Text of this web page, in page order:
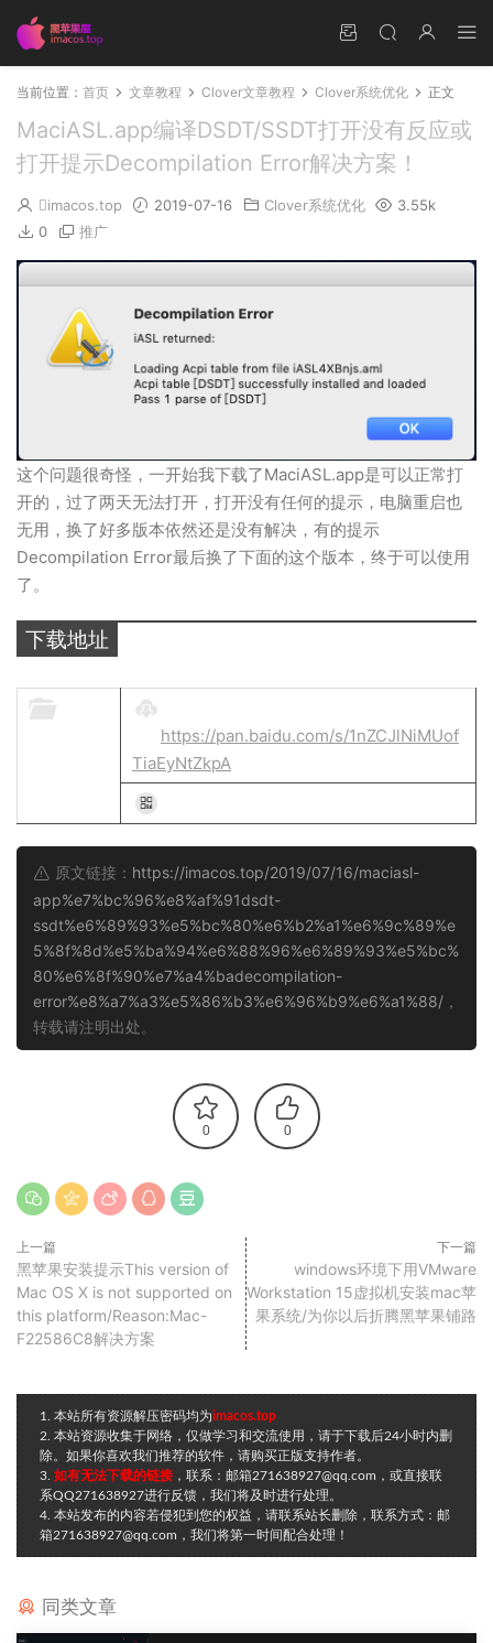
当前位置： 首页 文章教程 Clover文章教程 Clover系统优化 正文
MaciASL.app编译DSDT/SSDT打开没有反应或
打开提示Decompilation Error解决方案！
imacos.top 2019-07-16 Clover系统优化
3.55k
0
推广
这个问题很奇怪，一开始我下载了MaciASL.app是可以正常打
开的，过了两天无法打开，打开没有任何的提示，电脑重启也
无用，换了好多版本依然还是没有解决，有的提示
Decompilation Error最后换了下面的这个版本，终于可以使用
了。
下载地址
https://pan.baidu.com/s/1nZCJlNiMUof
TiaEyNtZkpA
原文链接： https://imacos.top/2019/07/16/maciasl-
app%e7%bc%96%e8%af%91dsdt-
ssdt%e6%89%93%e5%bc%80%e6%b2%a1%e6%9c%89%e
5%8f%8d%e5%ba%94%e6%88%96%e6%89%93%e5%bc%
80%e6%8f%90%e7%a4%badecompilation-
error%e8%a7%a3%e5%86%b3%e6%96%b9%e6%a1%88/ ，
转载请注明出处。
0 0
上一篇
黑苹果安装提示This version of
Mac OS X is not supported on
this platform/Reason:Mac-
F22586C8解决方案
下一篇
windows环境下用VMware
Workstation 15虚拟机安装mac苹
果系统/为你以后折腾黑苹果铺路
1. 本站所有资源解压密码均为imacos.top
2. 本站资源收集于网络，仅做学习和交流使用，请于下载后24小时内删
除。如果你喜欢我们推荐的软件，请购买正版支持作者。
3. 如有无法下载的链接 ，联系：邮箱271638927@qq.com，或直接联
系QQ271638927进行反馈，我们将及时进行处理。
4. 本站发布的内容若侵犯到您的权益，请联系站长删除，联系方式：邮
箱271638927@qq.com，我们将第一时间配合处理！
同类文章